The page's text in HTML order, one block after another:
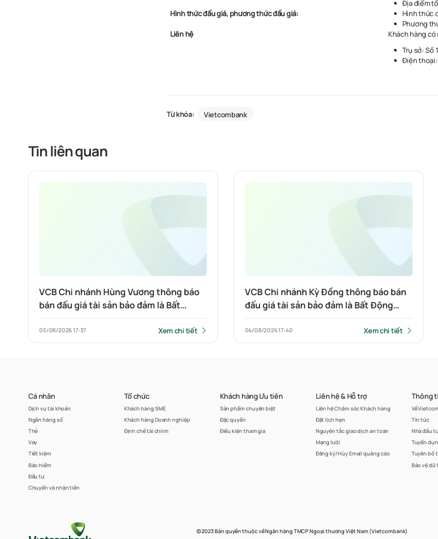
Địa điểm
Hình thức đấu giá, phương thức đấu giá:
Hình thức
Phương
Liên hệ
Khách hàng có
Trụ sở: Số
Điện thoại:
Từ khóa: Vietcombank
Tin liên quan
VCB Chi nhánh Hùng Vương thông báo
bán đấu giá tài sản bảo đảm là Bất
Động sản: Quyền sử dụng đất và tài
sản gắn liền với đất tại địa chỉ số 78
đường N2, Khu phố 3, Phường Phú
05/08/202617:37 Xem chi tiết
VCB Chi nhánh Kỳ Đồng thông báo bán
đấu giá tài sản bảo đảm là Bất Động
sản: Quyền sử dụng đất, quyền sở hữu
nhà ở và tài sản khác gắn liền với đất
và nhà xưởng tại số 18, đường số 32,
tỉnh Bình Dương), Thành phố Hồ Chí
Minh
04/08/202617:40 Xem chi tiết
Cá nhân
Dịch vụ tài khoản
Ngân hàng số
Thẻ
Vay
Tiết kiệm
Bảo hiểm
Đầu tư
Chuyển và nhận tiền
Tổ chức
Khách hàng SME
Khách hàng Doanh nghiệp
Định chế tài chính
Khách hàng Ưu tiên
Sản phẩm chuyên biệt
Đặc quyền
Điều kiện tham gia
Liên hệ & Hỗ trợ
Liên hệ Chăm sóc Khách hàng
Đặt lịch hẹn
Nguyên tắc giao dịch an toàn
Mạng lưới
Đăng ký/Hủy Email quảng cáo
Thông
Về
Tin tức
Nhà đầu
Tuyển
Tuyên bố
Bảo vệ dữ
© 2023 Bản quyền thuộc về Ngân hàng TMCP Ngoại thương Việt Nam (Vietcombank)